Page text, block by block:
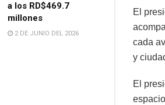
a los RD$469.7
millones
2 DE JUNIO DEL 2026
El
cada
y
El